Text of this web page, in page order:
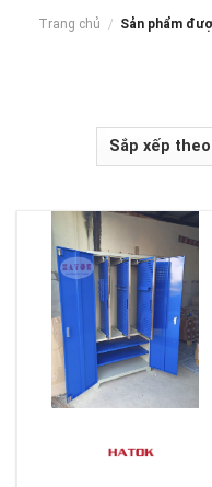
Trang chủ / Sản phẩm